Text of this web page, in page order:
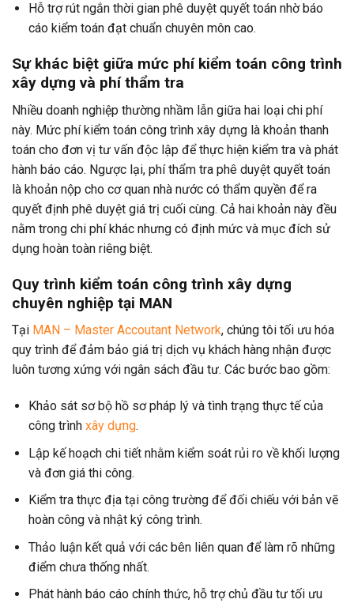
Hỗ trợ rút ngắn thời gian phê duyệt quyết toán nhờ báo
cáo kiểm toán đạt chuẩn chuyên môn cao.
Sự khác biệt giữa mức phí kiểm toán công trình
xây dựng và phí thẩm tra
Nhiều doanh nghiệp thường nhầm lẫn giữa hai loại chi phí
này. Mức phí kiểm toán công trình xây dựng là khoản thanh
toán cho đơn vị tư vấn độc lập để thực hiện kiểm tra và phát
hành báo cáo. Ngược lại, phí thẩm tra phê duyệt quyết toán
là khoản nộp cho cơ quan nhà nước có thẩm quyền để ra
quyết định phê duyệt giá trị cuối cùng. Cả hai khoản này đều
nằm trong chi phí khác nhưng có định mức và mục đích sử
dụng hoàn toàn riêng biệt.
Quy trình kiểm toán công trình xây dựng
chuyên nghiệp tại MAN
Tại MAN – Master Accoutant Network, chúng tôi tối ưu hóa
quy trình để đảm bảo giá trị dịch vụ khách hàng nhận được
luôn tương xứng với ngân sách đầu tư. Các bước bao gồm:
Khảo sát sơ bộ hồ sơ pháp lý và tình trạng thực tế của
công trình xây dựng.
Lập kế hoạch chi tiết nhằm kiểm soát rủi ro về khối lượng
và đơn giá thi công.
Kiểm tra thực địa tại công trường để đối chiếu với bản vẽ
hoàn công và nhật ký công trình.
Thảo luận kết quả với các bên liên quan để làm rõ những
điểm chưa thống nhất.
Phát hành báo cáo chính thức, hỗ trợ chủ đầu tư tối ưu